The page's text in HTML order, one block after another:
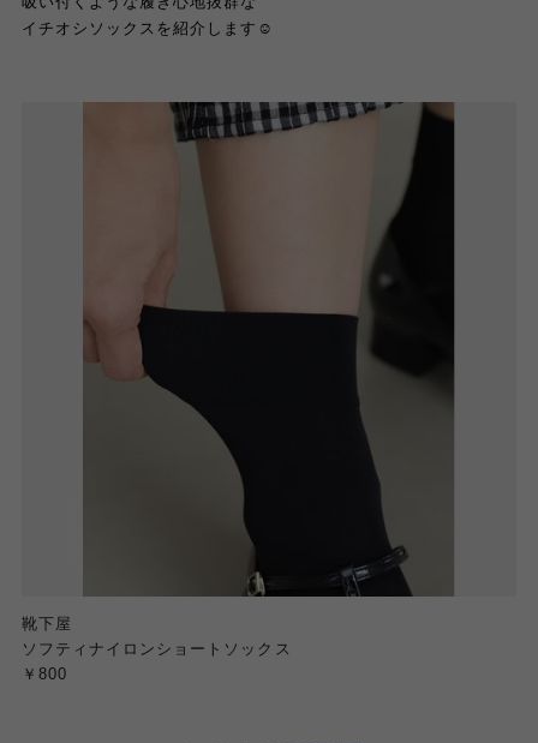
イチオシソックスを紹介します☺️
靴下屋
ソフティナイロンショートソックス
￥800